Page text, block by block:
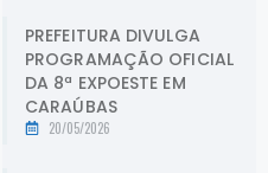
PREFEITURA DIVULGA
PROGRAMAÇÃO OFICIAL
DA 8ª EXPOESTE EM
CARAÚBAS
20/05/2026